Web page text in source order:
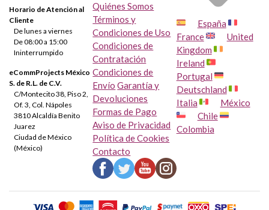
Horario de Atención al
Cliente
De lunes a viernes
De 08:00 a 15:00
Ininterrumpido
eCommProjects México
S. de R.L. de C.V.
C/Montecito 38, Piso 2,
Of. 3, Col. Nápoles
3810 Alcaldía Benito
Juarez
Ciudad de México
(México)
Quiénes Somos
Términos y
Condiciones de Uso
Condiciones de
Contratación
Condiciones de
Envío Garantía y
Devoluciones
Formas de Pago
Aviso de Privacidad
Política de Cookies
Contacto
España
France
United
Kingdom
Ireland
Portugal
Deutschland
Italia
México
Chile
Colombia